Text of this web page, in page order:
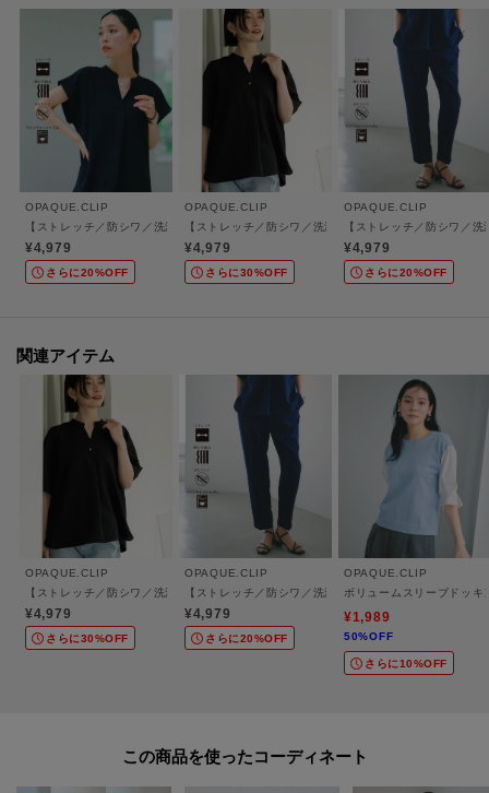
※同素材のデザインブラウス（637-85055）とのセットアップでの着用もお
【素材】
・マットな質感とドライなタッチがポイントの梳毛（そもう）調素材を使
用。
・程よい厚みのドライな素材感は、シーズンを選ばず着用が可能です。
・身体のラインを拾い過ぎず、しっかりストレッチが効いているので着心地
も快適です。
・クリーンできちんと感がありながら、お手入れがしやすい防シワ機能付
き。
【仕様】
・ポケット数：横×2 後ろ（ダミー）×2
・ウエスト総ゴム
※こちらの商品はやや透け感があります。
・ネイビー（０９４）は、青みのある明るめのネイビー
・ネイビー（１９４）は、深みのある濃いめのネイビー
※照明の関係により、実際よりも色味が違って見える場合があります。ま
た、パソコン・スマートフォンなどの環境により、若干製品と画像のカラー
【加工サービス（裾上げ加工）のご案内】有料
OPAQUE.CLIP
【ストレッチ／防シワ／洗濯機OK】スキッパーブラウス《SS～LL／5col／セットアッ
¥4,979
さらに20%OFF
OPAQUE.CLIP
【ストレッチ／防シワ／洗濯機OK】タックスリーブブ
¥4,979
さらに30%OFF
OPAQUE.CLIP
【ストレッチ／防シワ／
¥4,979
さらに20%OFF
関連アイテム
OPAQUE.CLIP
【ストレッチ／防シワ／洗濯機OK】タックスリーブブラウス《SS～LL／6col／セット
¥4,979
さらに30%OFF
OPAQUE.CLIP
【ストレッチ／防シワ／洗濯機OK】美脚イージーテー
¥4,979
さらに20%OFF
OPAQUE.CLIP
ボリュームスリーブドッキ
¥1,989
50%OFF
さらに10%OFF
この商品を使った